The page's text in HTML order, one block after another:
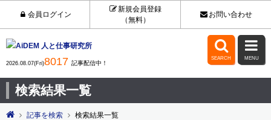
会員ログイン
新規会員登録
（無料）
お問い合わせ
2026.08.07(Fri)8017 記事配信中！

SEARCH

MENU
検索結果一覧
記事を検索 検索結果一覧